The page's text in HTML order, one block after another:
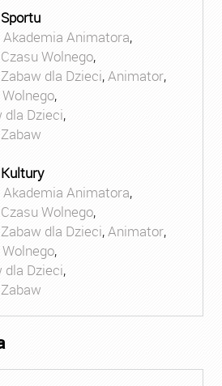
Akademia Animatora,
Wolnego,
dla Dzieci,Animator,
,
Dzieci,
Akademia Animatora,
Wolnego,
dla Dzieci,Animator,
,
Dzieci,